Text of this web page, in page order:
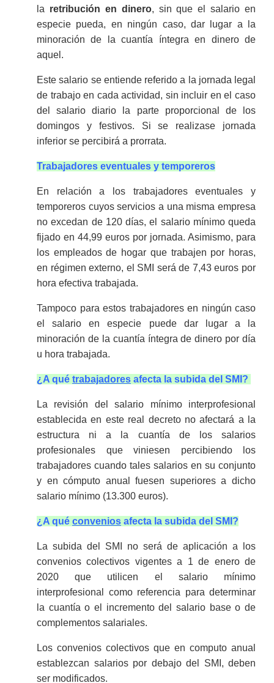
la retribución en dinero, sin que el salario en
especie pueda, en ningún caso, dar lugar a la
minoración de la cuantía íntegra en dinero de
aquel.
Este salario se entiende referido a la jornada legal
de trabajo en cada actividad, sin incluir en el caso
del salario diario la parte proporcional de los
domingos y festivos. Si se realizase jornada
inferior se percibirá a prorrata.
Trabajadores eventuales y temporeros
En relación a los trabajadores eventuales y
temporeros cuyos servicios a una misma empresa
no excedan de 120 días, el salario mínimo queda
fijado en 44,99 euros por jornada. Asimismo, para
los empleados de hogar que trabajen por horas,
en régimen externo, el SMI será de 7,43 euros por
hora efectiva trabajada.
Tampoco para estos trabajadores en ningún caso
el salario en especie puede dar lugar a la
minoración de la cuantía íntegra de dinero por día
u hora trabajada.
¿A qué trabajadores afecta la subida del SMI?
La revisión del salario mínimo interprofesional
establecida en este real decreto no afectará a la
estructura ni a la cuantía de los salarios
profesionales que viniesen percibiendo los
trabajadores cuando tales salarios en su conjunto
y en cómputo anual fuesen superiores a dicho
salario mínimo (13.300 euros).
¿A qué convenios afecta la subida del SMI?
La subida del SMI no será de aplicación a los
convenios colectivos vigentes a 1 de enero de
2020 que utilicen el salario mínimo
interprofesional como referencia para determinar
la cuantía o el incremento del salario base o de
complementos salariales.
Los convenios colectivos que en computo anual
establezcan salarios por debajo del SMI, deben
ser modificados.